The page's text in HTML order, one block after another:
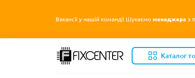
Вакансії у нашій команді! Шукаємо менеджера з
Каталог